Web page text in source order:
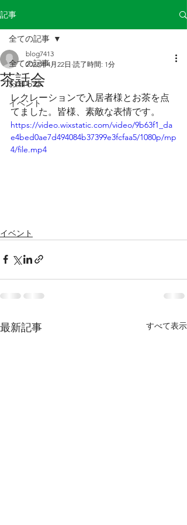
記事
全ての記事
お知らせ
イベント
全ての記事
茶話会
blog7413
2023年4月22日 読了時間: 1分
レクレーションで入居者様とお茶を点
てました。皆様、素敵な表情です。
https://video.wixstatic.com/video/9b63f1_da
e4bed0ae7d494084b37399e3fcfaa5/1080p/mp
4/file.mp4
イベント
最新記事 すべて表示